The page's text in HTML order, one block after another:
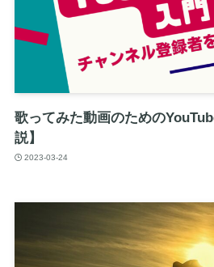
歌ってみた動画のための
説】
2023-03-24